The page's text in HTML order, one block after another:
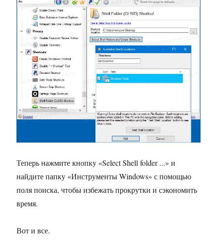
Теперь нажмите кнопку «Select Shell folder ...» и
найдите папку «Инструменты Windows» с помощью
поля поиска, чтобы избежать прокрутки и сэкономить
время.
Вот и все.